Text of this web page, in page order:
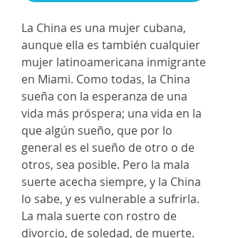
La China es una mujer cubana,
aunque ella es también cualquier
mujer latinoamericana inmigrante
en Miami. Como todas, la China
sueña con la esperanza de una
vida más próspera; una vida en la
que algún sueño, que por lo
general es el sueño de otro o de
otros, sea posible. Pero la mala
suerte acecha siempre, y la China
lo sabe, y es vulnerable a sufrirla.
La mala suerte con rostro de
divorcio, de soledad, de muerte.